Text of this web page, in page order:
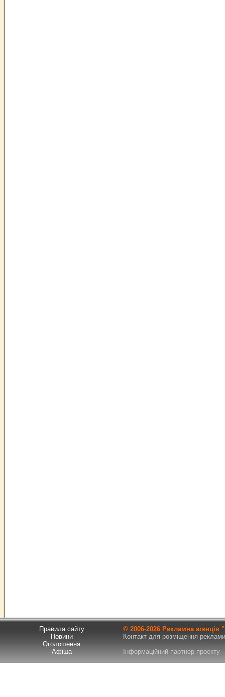
Правила сайту
Новини
Оголошення
Афіша
© 2006-2026 Рекламна
Контакт для розміщення
Інформаційний партнер проекту